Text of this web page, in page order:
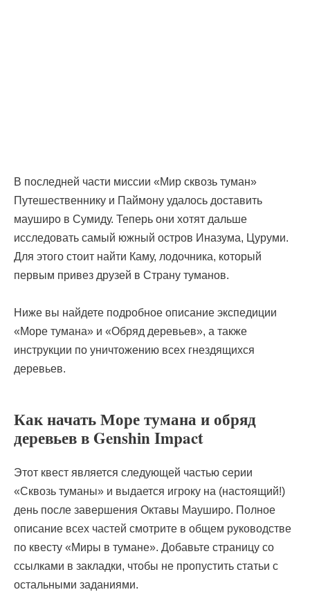
В последней части миссии «Мир сквозь туман»
Путешественнику и Паймону удалось доставить
мауширо в Сумиду. Теперь они хотят дальше
исследовать самый южный остров Иназума, Цуруми.
Для этого стоит найти Каму, лодочника, который
первым привез друзей в Страну туманов.
Ниже вы найдете подробное описание экспедиции
«Море тумана» и «Обряд деревьев», а также
инструкции по уничтожению всех гнездящихся
деревьев.
Как начать Море тумана и обряд
деревьев в Genshin Impact
Этот квест является следующей частью серии
«Сквозь туманы» и выдается игроку на (настоящий!)
день после завершения Октавы Мауширо. Полное
описание всех частей смотрите в общем руководстве
по квесту «Миры в тумане». Добавьте страницу со
ссылками в закладки, чтобы не пропустить статьи с
остальными заданиями.